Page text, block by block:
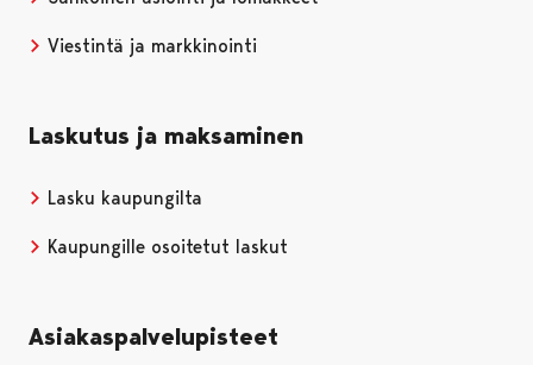
Viestintä ja markkinointi
Laskutus ja maksaminen
Lasku kaupungilta
Kaupungille osoitetut laskut
Asiakaspalvelupisteet